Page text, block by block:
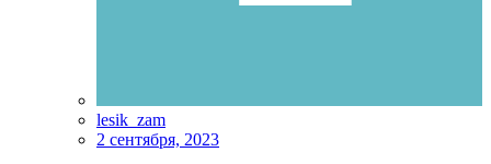
lesik_zam
2 сентября, 2023